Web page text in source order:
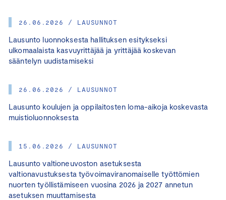
26.06.2026 / LAUSUNNOT
Lausunto luonnoksesta hallituksen esitykseksi
ulkomaalaista kasvuyrittäjää ja yrittäjää koskevan
sääntelyn uudistamiseksi
26.06.2026 / LAUSUNNOT
Lausunto koulujen ja oppilaitosten loma-aikoja koskevasta
muistioluonnoksesta
15.06.2026 / LAUSUNNOT
Lausunto valtioneuvoston asetuksesta
valtionavustuksesta työvoimaviranomaiselle työttömien
nuorten työllistämiseen vuosina 2026 ja 2027 annetun
asetuksen muuttamisesta